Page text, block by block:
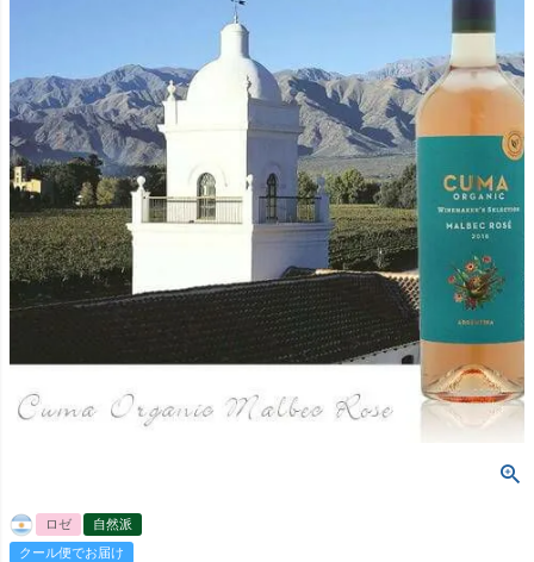
ロゼ
自然派
クール便でお届け